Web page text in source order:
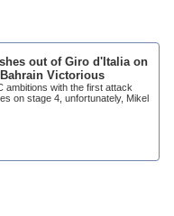
out of Giro d'Italia on
Victorious
ambitions with the first attack
on stage 4, unfortunately, Mikel